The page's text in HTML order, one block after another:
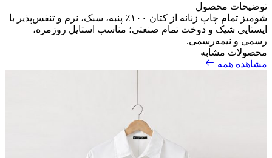
توضیحات محصول
شومیز تمام چاپ زنانه از کتان ۱۰۰٪ پنبه، سبک، نرم و تنفس‌پذیر با
ایستایی شیک و دوخت تمام صنعتی؛ مناسب استایل روزمره،
رسمی و نیمه‌رسمی.
محصولات مشابه
مشاهده همه